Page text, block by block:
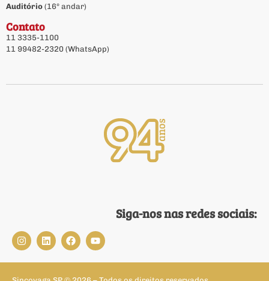
Auditório (16º andar)
Contato
11 3335-1100
11 99482-2320 (WhatsApp)
Siga-nos nas redes sociais: